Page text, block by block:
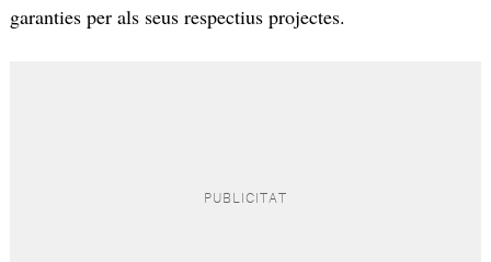
garanties per als seus respectius projectes.